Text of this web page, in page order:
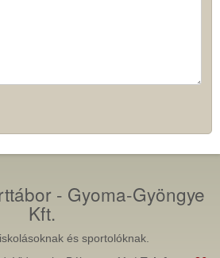
- Gyoma-Gyöngye
Kft.
és sportolóknak.